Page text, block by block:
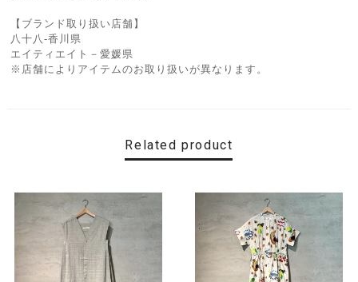
【ブランド取り扱い店舗】
八十八-香川県
エイティエイト－愛媛県
※店舗によりアイテムのお取り扱いが異なります。
Related product